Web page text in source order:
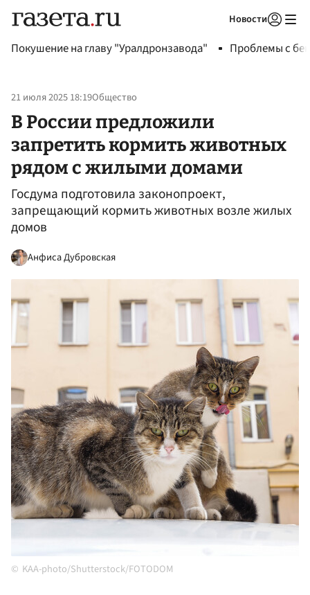
Новости
Покушение на главу "Уралдронзавода" Проблемы с
21 июля 2025 18:19Общество
В России предложили
запретить кормить животных
рядом с жилыми домами
Госдума подготовила законопроект,
запрещающий кормить животных возле жилых
домов
Анфиса Дубровская
KAA-photo/Shutterstock/FOTODOM